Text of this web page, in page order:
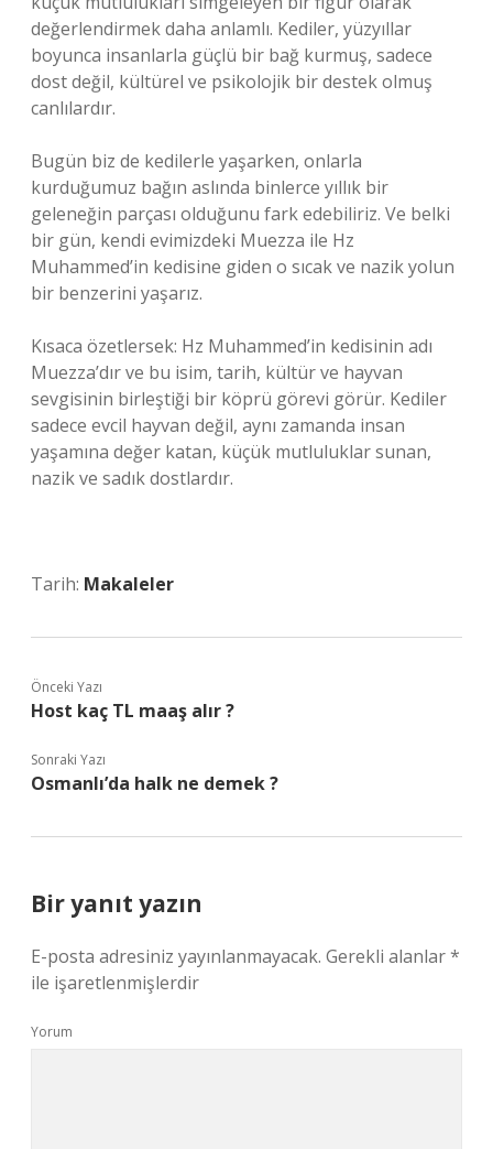
değerlendirmek daha anlamlı. Kediler, yüzyıllar
boyunca insanlarla güçlü bir bağ kurmuş, sadece
dost değil, kültürel ve psikolojik bir destek olmuş
canlılardır.
Bugün biz de kedilerle yaşarken, onlarla
kurduğumuz bağın aslında binlerce yıllık bir
geleneğin parçası olduğunu fark edebiliriz. Ve belki
bir gün, kendi evimizdeki Muezza ile Hz
Muhammed’in kedisine giden o sıcak ve nazik yolun
bir benzerini yaşarız.
Kısaca özetlersek: Hz Muhammed’in kedisinin adı
Muezza’dır ve bu isim, tarih, kültür ve hayvan
sevgisinin birleştiği bir köprü görevi görür. Kediler
sadece evcil hayvan değil, aynı zamanda insan
yaşamına değer katan, küçük mutluluklar sunan,
nazik ve sadık dostlardır.
Tarih: Makaleler
Önceki Yazı
Host kaç TL maaş alır ?
Sonraki Yazı
Osmanlı’da halk ne demek ?
Bir yanıt yazın
E-posta adresiniz yayınlanmayacak. Gerekli alanlar*
ile işaretlenmişlerdir
Yorum